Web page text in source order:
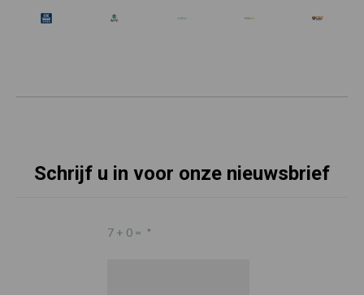
Schrijf u in voor onze nieuwsbrief
7 + 0 = *